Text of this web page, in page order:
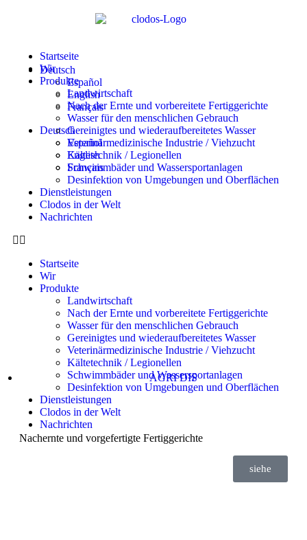
Startseite
Wir
Produkte
Landwirtschaft
Nach der Ernte und vorbereitete Fertiggerichte
Wasser für den menschlichen Gebrauch
Gereinigtes und wiederaufbereitetes Wasser
Veterinärmedizinische Industrie / Viehzucht
Kältetechnik / Legionellen
Schwimmbäder und Wassersportanlagen
Desinfektion von Umgebungen und Oberflächen
Dienstleistungen
Clodos in der Welt
Nachrichten
Startseite
Wir
Produkte
Landwirtschaft
Nach der Ernte und vorbereitete Fertiggerichte
Wasser für den menschlichen Gebrauch
Gereinigtes und wiederaufbereitetes Wasser
Veterinärmedizinische Industrie / Viehzucht
Kältetechnik / Legionellen
Schwimmbäder und Wassersportanlagen
Desinfektion von Umgebungen und Oberflächen
Dienstleistungen
Clodos in der Welt
Nachrichten
Deutsch
Español
English
Français
Deutsch
Español
English
Français
AGRI DIS
Nachernte und vorgefertigte Fertiggerichte
siehe